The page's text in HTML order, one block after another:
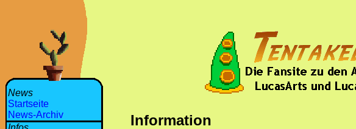
News
Startseite
News-Archiv
Information